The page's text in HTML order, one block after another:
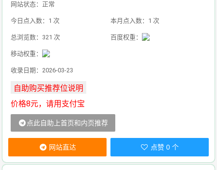
网站状态：正常
今日点入数：1 次 本月点入数：1 次
总浏览数：321 次 百度权重：
移动权重：
收录日期：2026-03-23
价格8元，请用支付宝
点此自助上首页和内页推荐
网站直达 点赞 0 个